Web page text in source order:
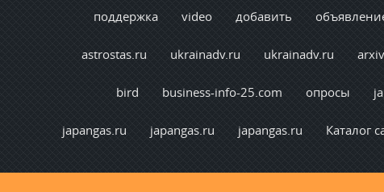
поддержка video добавить
astrostas.ru ukrainadv.ru ukrainadv.ru arxiv
bird business-info-25.com опросы
japangas.ru japangas.ru japangas.ru Каталог